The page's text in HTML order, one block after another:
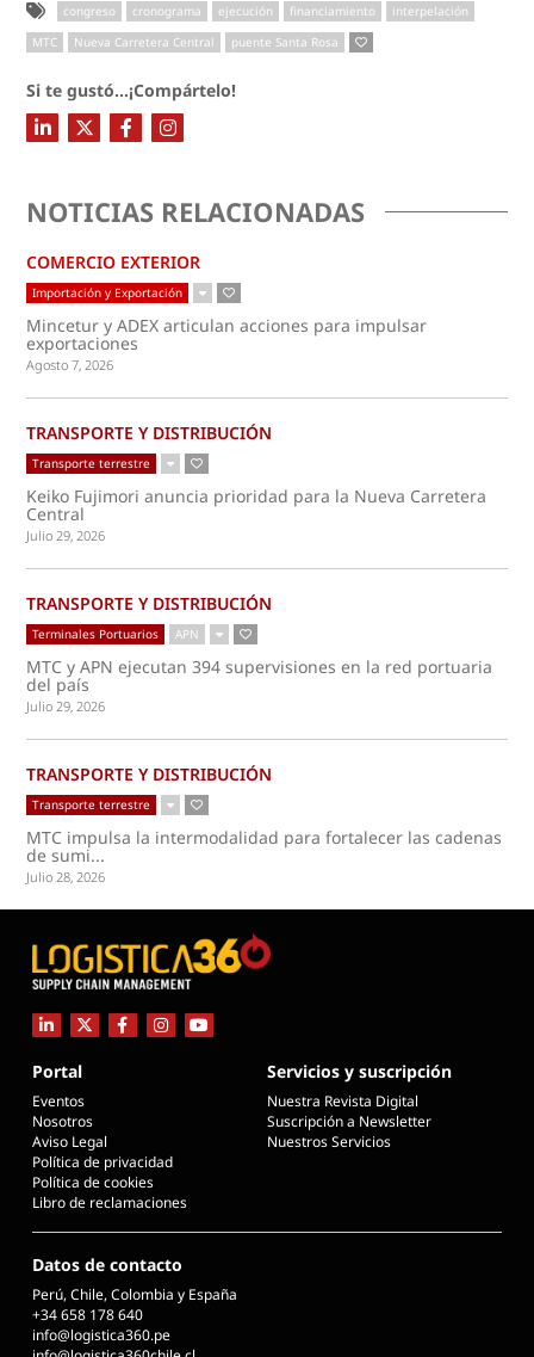
congreso cronograma ejecución financiamiento
interpelación
MTC
Nueva Carretera Central puente Santa Rosa
Si te gustó...¡Compártelo!
NOTICIAS RELACIONADAS
COMERCIO EXTERIOR
Importación y Exportación
Mincetur y ADEX articulan acciones para impulsar
exportaciones
Agosto 7, 2026
TRANSPORTE Y DISTRIBUCIÓN
Transporte terrestre
Keiko Fujimori anuncia prioridad para la Nueva Carretera
Central
Julio 29, 2026
TRANSPORTE Y DISTRIBUCIÓN
Terminales Portuarios APN
MTC y APN ejecutan 394 supervisiones en la red portuaria
del país
Julio 29, 2026
TRANSPORTE Y DISTRIBUCIÓN
Transporte terrestre
MTC impulsa la intermodalidad para fortalecer las cadenas
de sumi...
Julio 28, 2026
Portal
Eventos
Nosotros
Aviso Legal
Política de privacidad
Política de cookies
Libro de reclamaciones
Servicios y suscripción
Nuestra Revista Digital
Suscripción a Newsletter
Nuestros Servicios
Datos de contacto
Perú, Chile, Colombia y España
+34 658 178 640
info@logistica360.pe